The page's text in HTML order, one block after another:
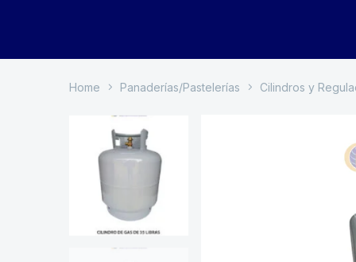
Home Panaderías/Pastelerías Cilindros y